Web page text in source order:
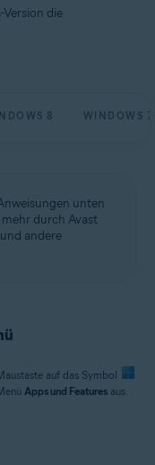
die
8 WINDOWS 7
unten
durch Avast
andere
auf das Symbol
Apps und Features aus.